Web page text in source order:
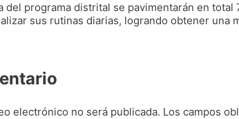
del programa distrital se pavimentarán en
sus rutinas diarias, logrando obtener una
electrónico no será publicada. Los campos